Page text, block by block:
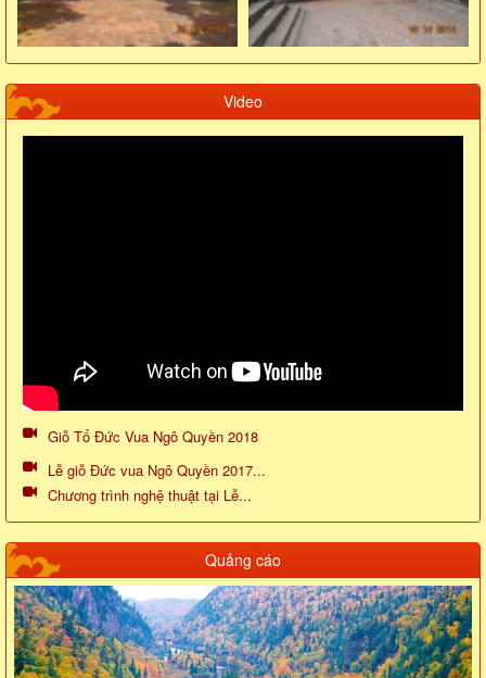
Video
Giỗ Tổ Đức Vua Ngô Quyền 2018
Lễ giỗ Đức vua Ngô Quyền 2017...
Chương trình nghệ thuật tại Lễ...
Quảng cáo